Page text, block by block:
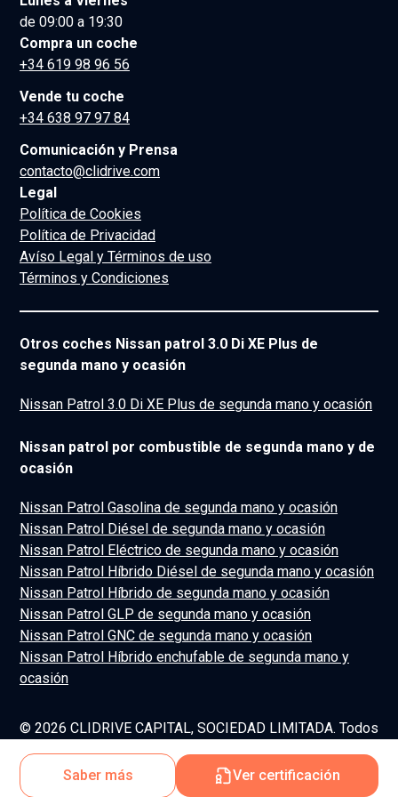
Saber más Ver certificación
de 09:00 a 19:30
Compra un coche
+34 619 98 96 56
Vende tu coche
+34 638 97 97 84
Comunicación y Prensa
contacto@clidrive.com
Legal
Política de Cookies
Política de Privacidad
Avíso Legal y Términos de uso
Términos y Condiciones
Otros coches Nissan patrol 3.0 Di XE Plus de
segunda mano y ocasión
Nissan Patrol 3.0 Di XE Plus de segunda mano y ocasión
Nissan patrol por combustible de segunda mano y de
ocasión
Nissan Patrol Gasolina de segunda mano y ocasión
Nissan Patrol Diésel de segunda mano y ocasión
Nissan Patrol Eléctrico de segunda mano y ocasión
Nissan Patrol Híbrido Diésel de segunda mano y ocasión
Nissan Patrol Híbrido de segunda mano y ocasión
Nissan Patrol GLP de segunda mano y ocasión
Nissan Patrol GNC de segunda mano y ocasión
Nissan Patrol Híbrido enchufable de segunda mano y
ocasión
© 2026 CLIDRIVE CAPITAL, SOCIEDAD LIMITADA. Todos
los derechos reservados.